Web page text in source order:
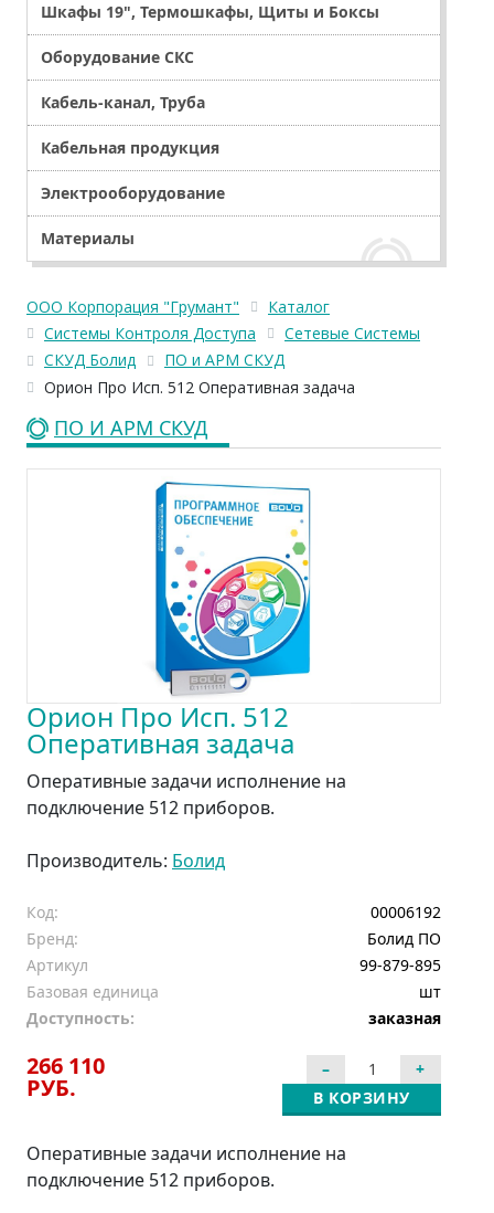
Шкафы 19", Термошкафы, Щиты и Боксы
Оборудование СКС
Кабель-канал, Труба
Кабельная продукция
Электрооборудование
Материалы
ООО Корпорация "Грумант"
Каталог
Системы Контроля Доступа
Сетевые Системы
СКУД Болид
ПО и АРМ СКУД
Орион Про Исп. 512 Оперативная задача
ПО И АРМ СКУД
Орион Про Исп. 512
Оперативная задача
Оперативные задачи исполнение на
подключение 512 приборов.
Производитель: Болид
Код:
00006192
Бренд:
Болид ПО
Артикул
99-879-895
Базовая единица
шт
Доступность:
заказная
266 110
РУБ. В КОРЗИНУ
Оперативные задачи исполнение на
подключение 512 приборов.